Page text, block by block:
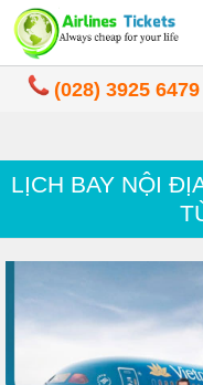
(028) 3925 6479
LỊCH BAY NỘI